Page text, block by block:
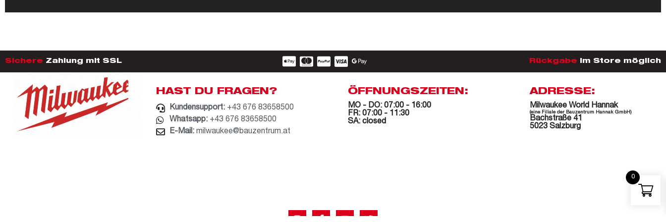
Sichere Zahlung mit SSL Rückgabe im Store möglich
HAST DU FRAGEN?
Kundensupport: +43 676 83658500
Whatsapp: +43 676 83658500
E-Mail: milwaukee@bauzentrum.at
ÖFFNUNGSZEITEN:
MO - DO: 07:00 - 16:00
FR: 07:00 - 11:30
SA: closed
ADRESSE:
Milwaukee World Hannak
(eine Filiale der Bauzentrum Hannak GmbH)
Bachstraße 41
5023 Salzburg
0